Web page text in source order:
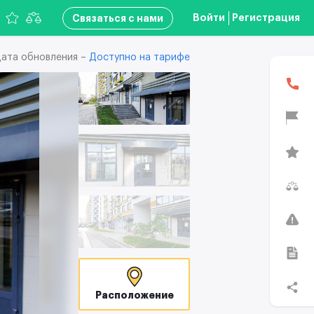
Связаться с нами Войти Регистрация
обновления – Доступно на тарифе
Расположение